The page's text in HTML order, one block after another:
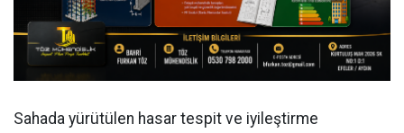
Sahada yürütülen hasar tespit ve iyileştirme